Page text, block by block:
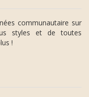
communautaire sur
styles et de toutes
!